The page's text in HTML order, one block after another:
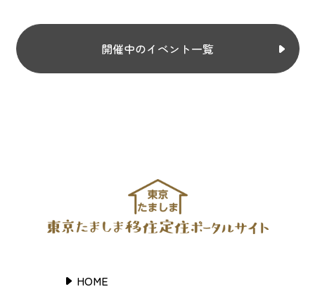
開催中のイベント一覧
HOME